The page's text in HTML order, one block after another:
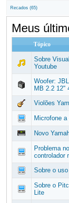
Recados (65)
Meus
Tópico
Sobre
Youtube
Woofer:
MB 2.2 12"
Violões
Microfone
Novo
Problema
controlador
Sobre o
Sobre o
Lite